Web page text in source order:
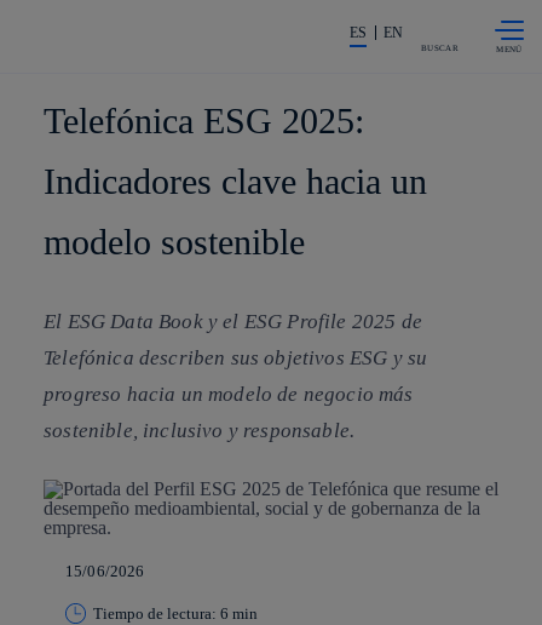
La acción en accionistas e
ES EN
BUSCAR
Telefónica ESG 2025:
Indicadores clave hacia un
modelo sostenible
El ESG Data Book y el ESG Profile 2025 de
Telefónica describen sus objetivos ESG y su
progreso hacia un modelo de negocio más
sostenible, inclusivo y responsable.
15/06/2026
Tiempo de lectura: 6 min